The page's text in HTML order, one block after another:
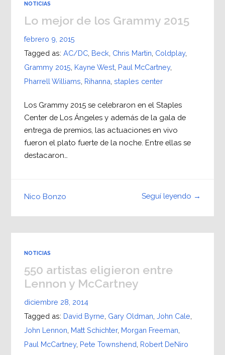
NOTICIAS
Lo mejor de los Grammy 2015
febrero 9, 2015
Tagged as: AC/DC, Beck Chris Martin Coldplay,
Grammy 2015 Kayne West, Paul McCartney,
Pharrell Williams Rihanna staples center
Los Grammy 2015 se celebraron en el Staples
Center de Los Ángeles y además de la gala de
entrega de premios, las actuaciones en vivo
fueron el plato fuerte de la noche. Entre ellas se
destacaron…
Seguí leyendo →
Nico Bonzo
NOTICIAS
550 artistas eligieron entre
Lennon y McCartney
diciembre 28, 2014
Tagged as: David Byrne Gary Oldman John Cale
John Lennon Matt Schichter, Morgan Freeman
Paul McCartney, Pete Townshend Robert DeNiro